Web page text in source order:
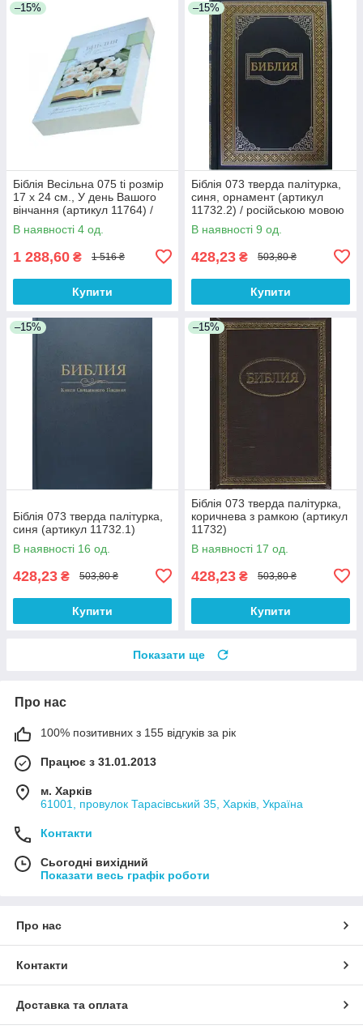
–15%
Біблія Весільна 075 ti розмір
17 х 24 см., У день Вашого
вінчання (артикул 11764) /
рос.мовою
В наявності 4 од.
1 288,60 ₴ 1 516 ₴
Купити
–15%
Біблія 073 тверда палітурка,
синя, орнамент (артикул
11732.2) / російською мовою
В наявності 9 од.
428,23 ₴ 503,80 ₴
Купити
–15%
Біблія 073 тверда палітурка,
синя (артикул 11732.1)
В наявності 16 од.
428,23 ₴ 503,80 ₴
Купити
–15%
Біблія 073 тверда палітурка,
коричнева з рамкою (артикул
11732)
В наявності 17 од.
428,23 ₴ 503,80 ₴
Купити
Показати ще
Про нас
100% позитивних з 155 відгуків за рік
Працює з 31.01.2013
м. Харків
61001, провулок Тарасівський 35, Харків, Україна
Контакти
Сьогодні вихідний
Показати весь графік роботи
Про нас
Контакти
Доставка та оплата